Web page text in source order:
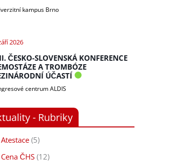
kampus Brno
2026
ČESKO-SLOVENSKÁ KONFERENCE
A TROMBÓZE
ÚČASTÍ
centrum ALDIS
- Rubriky
Atestace (5)
Cena ČHS (12)